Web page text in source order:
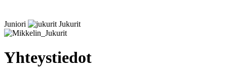
Juniori Jukurit
Yhteystiedot